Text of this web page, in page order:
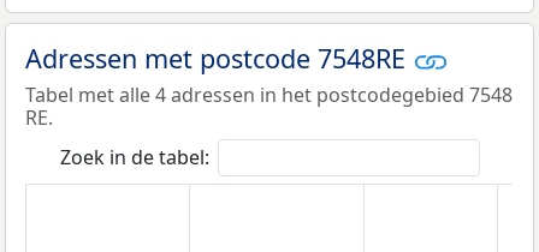
Adressen met postcode 7548RE
Tabel met alle 4 adressen in het postcodegebied 7548
RE.
Zoek in de tabel: